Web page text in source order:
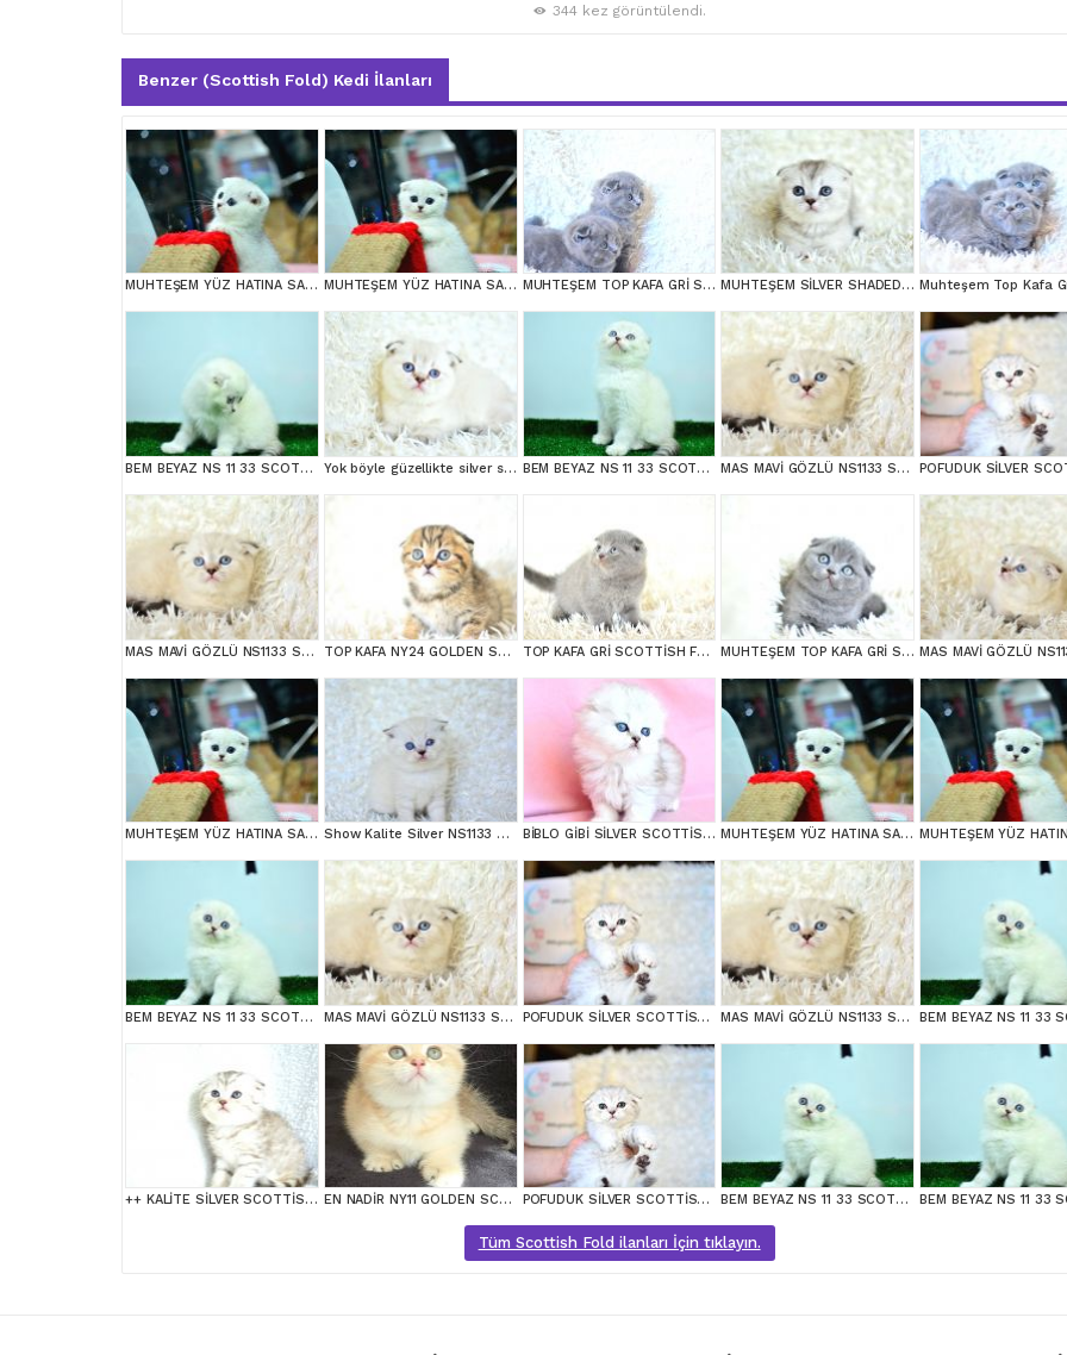
344 kez görüntülendi.
Benzer (Scottish Fold) Kedi İlanları
MUHTEŞEM YÜZ HATINA SAHİP SİLVER SCOTTİSH FOLD MUHTEŞEM YÜZ HATINA SAHİP SİLVER SCOTTİSH FOLD MUHTEŞEM TOP KAFA GRİ SCOTTİSH YAVRULAR MUHTEŞEM SİLVER SHADED SCOTTİSH FOLD
BEM BEYAZ NS 11 33 SCOTTİSH FOLD Yok böyle güzellikte silver scottish fold BEM BEYAZ NS 11 33 SCOTTİSH FOLD MAS MAVİ GÖZLÜ NS1133 SCOTTİSH FOLD erkek
MAS MAVİ GÖZLÜ NS1133 SCOTTİSH FOLD erkek TOP KAFA NY24 GOLDEN SCOTTİSH FOLD TOP KAFA GRİ SCOTTİSH FOLD MUHTEŞEM TOP KAFA GRİ SCOTTİSH FOLD
MUHTEŞEM YÜZ HATINA SAHİP SİLVER SCOTTİSH FOLD Show Kalite Silver NS1133 Scottish Fold Yavrumuz BİBLO GİBİ SİLVER SCOTTİSH FOLD LONGHAİR MUHTEŞEM YÜZ HATINA SAHİP SİLVER SCOTTİSH FOLD
BEM BEYAZ NS 11 33 SCOTTİSH FOLD MAS MAVİ GÖZLÜ NS1133 SCOTTİSH FOLD POFUDUK SİLVER SCOTTİSH FOLD MAS MAVİ GÖZLÜ NS1133 SCOTTİSH FOLD erkek
++ KALİTE SİLVER SCOTTİSH FOLD EN NADİR NY11 GOLDEN SCOTTİSH FOLD YAVRUMUZ POFUDUK SİLVER SCOTTİSH FOLD BEM BEYAZ NS 11 33 SCOTTİSH FOLD
Tüm Scottish Fold ilanları İçin tıklayın.